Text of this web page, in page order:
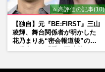
⭐ 高評価の記事(10)
【独自】元『BE:FIRST』三山
凌輝、舞台関係者が明かした
花乃まりあ“密会報道後”の呆